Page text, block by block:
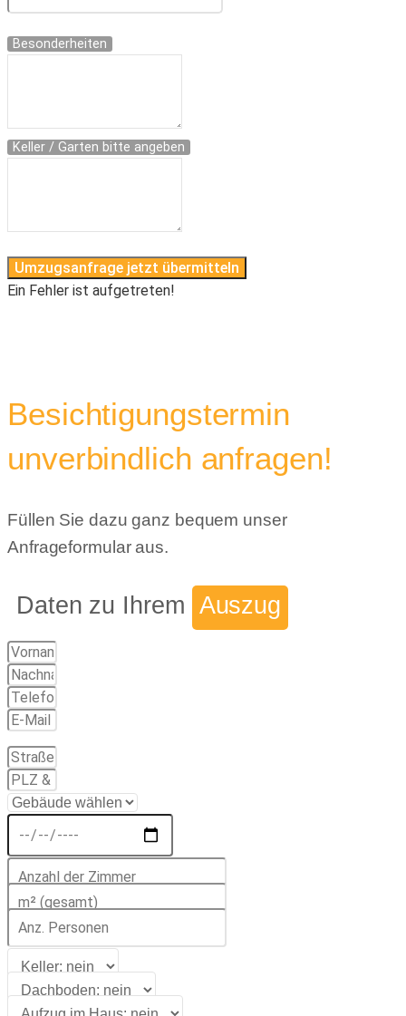
Besonderheiten
Keller / Garten bitte angeben
Umzugsanfrage jetzt übermitteln
Ein Fehler ist aufgetreten!
Besichtigungstermin
unverbindlich anfragen!
Füllen Sie dazu ganz bequem unser
Anfrageformular aus.
Daten zu Ihrem Auszug